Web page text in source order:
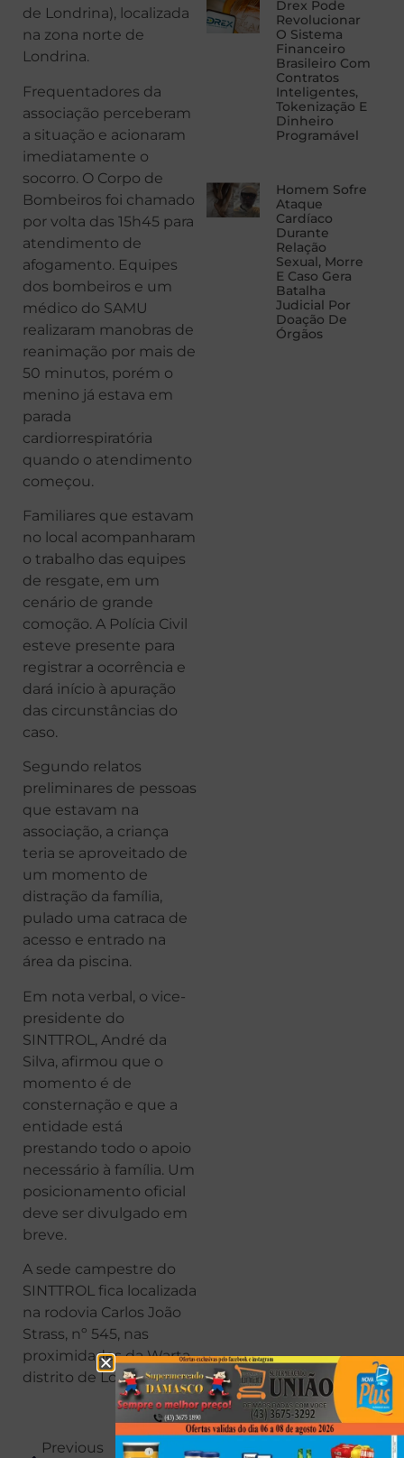
de Londrina), localizada
na zona norte de
Londrina.
Frequentadores da
associação perceberam
a situação e acionaram
imediatamente o
socorro. O Corpo de
Bombeiros foi chamado
por volta das 15h45 para
atendimento de
afogamento. Equipes
dos bombeiros e um
médico do SAMU
realizaram manobras de
reanimação por mais de
50 minutos, porém o
menino já estava em
parada
cardiorrespiratória
quando o atendimento
começou.
Familiares que estavam
no local acompanharam
o trabalho das equipes
de resgate, em um
cenário de grande
comoção. A Polícia Civil
esteve presente para
registrar a ocorrência e
dará início à apuração
das circunstâncias do
caso.
Segundo relatos
preliminares de pessoas
que estavam na
associação, a criança
teria se aproveitado de
um momento de
distração da família,
pulado uma catraca de
acesso e entrado na
área da piscina.
Em nota verbal, o vice-
presidente do
SINTTROL, André da
Silva, afirmou que o
momento é de
consternação e que a
entidade está
prestando todo o apoio
necessário à família. Um
posicionamento oficial
deve ser divulgado em
breve.
A sede campestre do
SINTTROL fica localizada
na rodovia Carlos João
Strass, nº 545, nas
proximidades da Warta,
distrito de Londrina.
Drex Pode
Revolucionar
O Sistema
Financeiro
Brasileiro Com
Contratos
Inteligentes,
Tokenização E
Dinheiro
Programável
Homem Sofre
Ataque
Cardíaco
Durante
Relação
Sexual, Morre
E Caso Gera
Batalha
Judicial Por
Doação De
Órgãos
Previous Next